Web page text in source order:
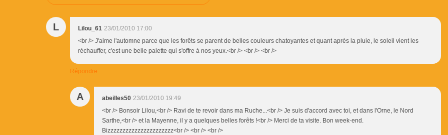
L Lilou_61 23/01/2010 17:00
<br /> J'aime l'automne parce que les forêts se parent de belles couleurs chatoyantes et quant après la pluie, le soleil vient les
réchauffer, c'est une belle palette qui s'offre à nos yeux.<br /> <br /> <br />
Répondre
A abeilles50 23/01/2010 19:49
<br /> Bonsoir Lilou,<br /> Ravi de te revoir dans ma Ruche...<br /> Je suis d'accord avec toi, et dans l'Orne, le Nord
Sarthe,<br /> et la Mayenne, il y a quelques belles forêts !<br /> Merci de ta visite. Bon week-end.
Bizzzzzzzzzzzzzzzzzzzzzz<br /> <br /> <br />